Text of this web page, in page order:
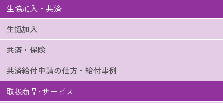
生協加入・共済
生協加入
共済・保険
共済給付申請の仕方・給付事例
取扱商品･サービス